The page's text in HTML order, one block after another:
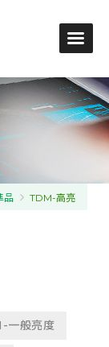
品 TDM-高亮
一般亮度